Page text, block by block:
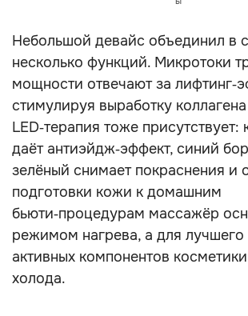
Небольшой девайс объединил в
несколько функций. Микротоки
мощности отвечают за
стимулируя выработку
LED‑терапия тоже присутствует:
даёт антиэйдж‑эффект, синий
зелёный снимает покраснения и
подготовки кожи к домашним
бьюти‑процедурам массажёр
режимом нагрева, а для лучшего
активных компонентов
холода.